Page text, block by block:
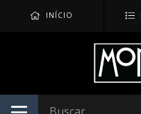
INÍCIO